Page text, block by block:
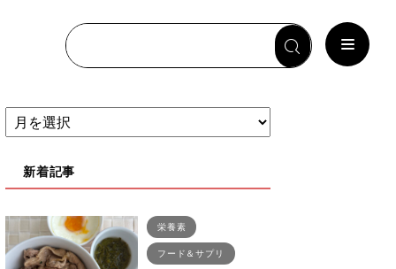
新着記事
栄養素
フード＆サプリ